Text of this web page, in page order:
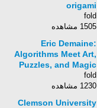
origami
fold
1505 مشاهده
Eric Demaine:
Algorithms Meet Art,
Puzzles, and Magic
fold
1230 مشاهده
Clemson University